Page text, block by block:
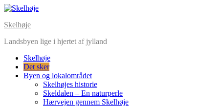
Skelhøje
Landsbyen lige i hjertet af jylland
Skelhøje
Det sker
Byen og lokalområdet
Skelhøjes historie
Skeldalen – En naturperle
Hærvejen gennem Skelhøje